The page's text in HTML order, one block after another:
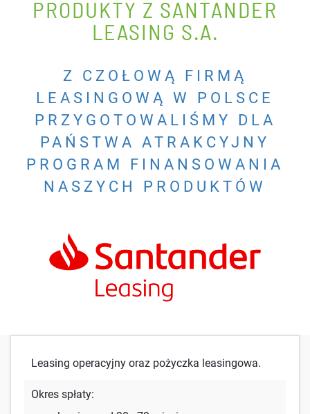
PRODUKTY Z SANTANDER
LEASING S.A.
Z CZOŁOWĄ FIRMĄ
LEASINGOWĄ W POLSCE
PRZYGOTOWALIŚMY DLA
PAŃSTWA ATRAKCYJNY
PROGRAM FINANSOWANIA
NASZYCH PRODUKTÓW
Leasing operacyjny oraz pożyczka leasingowa.
Okres spłaty: